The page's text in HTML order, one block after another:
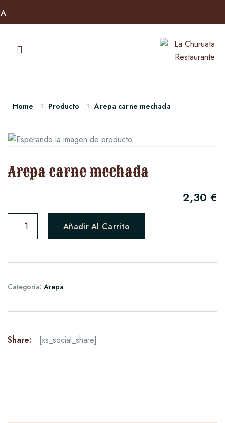
Home Producto Arepa carne mechada
Arepa carne mechada
2,30 €
Añadir Al Carrito
Categoría: Arepa
Share: [xs_social_share]